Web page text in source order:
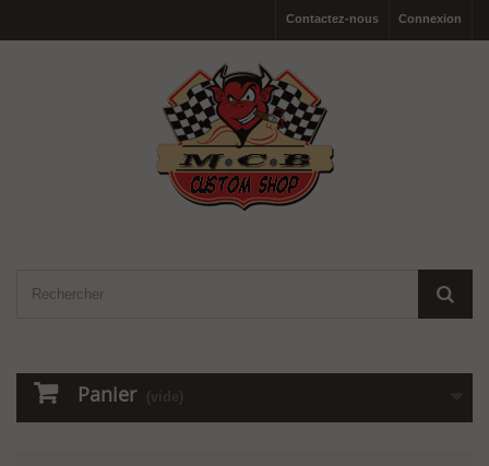
Connexion
Contactez-nous
Panier (vide)